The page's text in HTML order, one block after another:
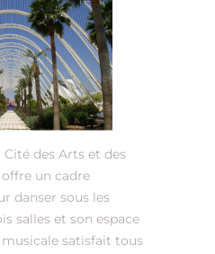
des Arts et des
offre un cadre
danser sous les
salles et son espace
satisfait tous